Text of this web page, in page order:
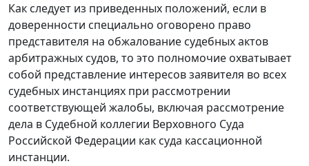
Как следует из приведенных положений, если в
доверенности специально оговорено право
представителя на обжалование судебных актов
арбитражных судов, то это полномочие охватывает
собой представление интересов заявителя во всех
судебных инстанциях при рассмотрении
соответствующей жалобы, включая рассмотрение
дела в Судебной коллегии Верховного Суда
Российской Федерации как суда кассационной
инстанции.